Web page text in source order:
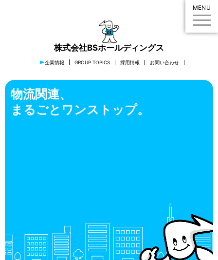
株式会社BSホールディングス
企業情報 GROUP TOPICS 採用情報 お問い合わせ
MENU
物流関連、
まるごとワンストップ。